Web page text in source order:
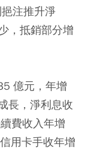
注推升淨
，抵銷部分增
億元，年增
長，淨利息收
費收入年增
用卡手收年增